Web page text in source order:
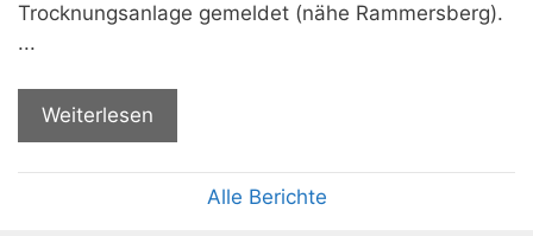
Trocknungsanlage gemeldet (nähe Rammersberg).
...
Weiterlesen
Alle Berichte